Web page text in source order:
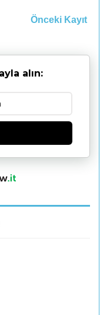
Önceki Kayıt
alın: